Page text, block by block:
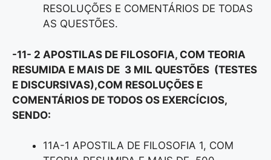
RESOLUÇÕES E COMENTÁRIOS DE TODAS
AS QUESTÕES.
-11- 2 APOSTILAS DE FILOSOFIA, COM TEORIA
RESUMIDA E MAIS DE 3 MIL QUESTÕES (TESTES
E DISCURSIVAS),COM RESOLUÇÕES E
COMENTÁRIOS DE TODOS OS EXERCÍCIOS,
SENDO:
11A-1 APOSTILA DE FILOSOFIA 1, COM